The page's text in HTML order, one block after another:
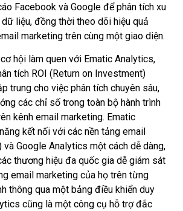
Facebook và Google để phân tích xu
liệu, đồng thời theo dõi hiệu quả
marketing trên cùng một giao diện.
hội làm quen với Ematic Analytics,
tích ROI (Return on Investment)
trung cho việc phân tích chuyên sâu,
các chỉ số trong toàn bộ hành trình
kênh email marketing. Ematic
kết nối với các nền tảng email
và Google Analytics một cách dễ dàng,
thương hiệu đa quốc gia dễ giám sát
email marketing của họ trên từng
thông qua một bảng điều khiển duy
cũng là một công cụ hỗ trợ đắc